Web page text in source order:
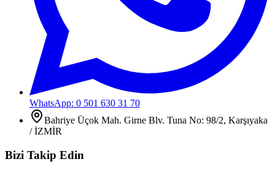
WhatsApp: 0 501 630 31 70
Bahriye Üçok Mah. Girne Blv. Tuna No: 98/2, Karşıyaka
/ İZMİR
Bizi Takip Edin